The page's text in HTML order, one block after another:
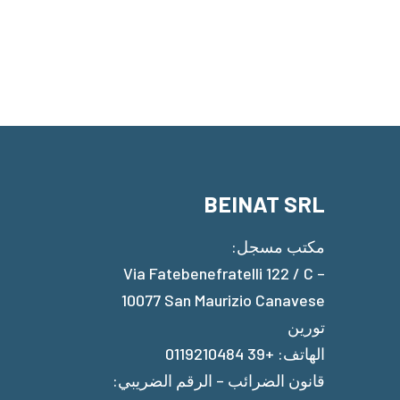
BEINAT SRL
مكتب مسجل:
Via Fatebenefratelli 122 / C –
10077 San Maurizio Canavese
تورين
الهاتف: +39 0119210484
قانون الضرائب – الرقم الضريبي: